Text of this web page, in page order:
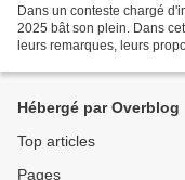
Dans un conteste chargé
2025 bât son plein. Dans
leurs remarques, leurs
Hébergé par Overblog
Top articles
Pages